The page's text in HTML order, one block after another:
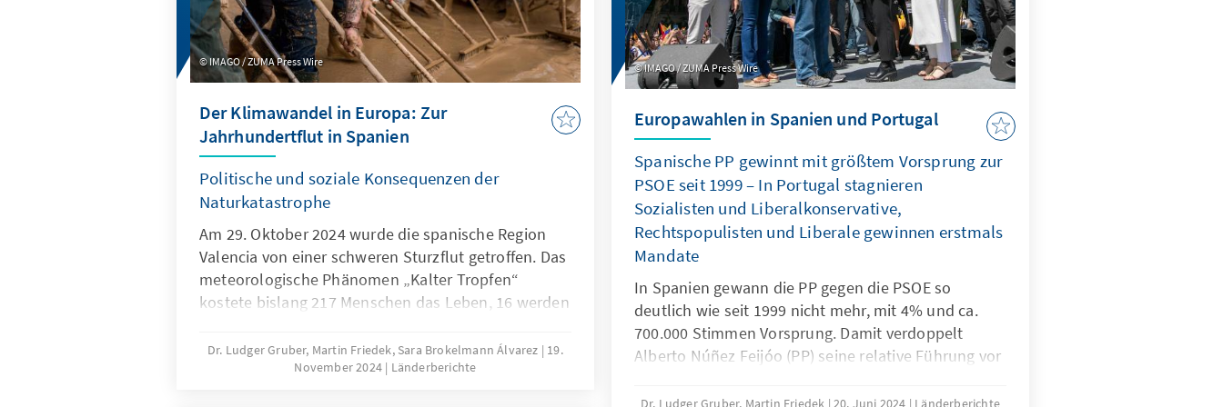
IMAGO / ZUMA Press Wire
Der Klimawandel in Europa: Zur
Jahrhundertflut in Spanien
Politische und soziale Konsequenzen der
Naturkatastrophe
Am 29. Oktober 2024 wurde die spanische Region
Valencia von einer schweren Sturzflut getroffen. Das
meteorologische Phänomen „Kalter Tropfen“
kostete bislang 217 Menschen das Leben, 16 werden
jetzt auf einen mittleren zweistelligen
Milliardenbetrag. Nun setzt eine vielschichtige
Dr. Ludger Gruber, Martin Friedek, Sara Brokelmann Álvarez
19.
November 2024
Länderberichte
IMAGO / ZUMA Press Wire
Europawahlen in Spanien und Portugal
Spanische PP gewinnt mit größtem Vorsprung zur
PSOE seit 1999 – In Portugal stagnieren
Sozialisten und Liberalkonservative,
Rechtspopulisten und Liberale gewinnen erstmals
Mandate
In Spanien gewann die PP gegen die PSOE so
deutlich wie seit 1999 nicht mehr, mit 4% und ca.
700.000 Stimmen Vorsprung. Damit verdoppelt
Alberto Núñez Feijóo (PP) seine relative Führung vor
Nationalwahlen vom 23. Juli 2023, wo er nur mit ca.
Dr. Ludger Gruber, Martin Friedek 20. Juni 2024 Länderberichte